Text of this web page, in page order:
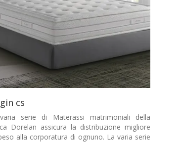
cs
serie di Materassi matrimoniali della
Dorelan assicura la distribuzione migliore
alla corporatura di ognuno. La varia serie